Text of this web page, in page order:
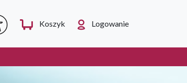
Logowanie
Koszyk